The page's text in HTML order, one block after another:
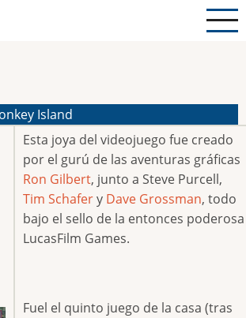
Island
Esta joya del videojuego fue creado
por el gurú de las aventuras gráficas
Ron Gilbert, junto a Steve Purcell,
Tim Schafery Dave Grossman, todo
bajo el sello de la entonces poderosa
LucasFilm Games.
Fuel el quinto juego de la casa (tras